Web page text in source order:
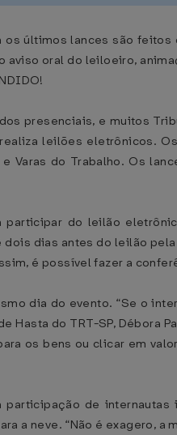
últimos lances são
oral do leiloeiro,
presenciais, e muitos
leilões eletrônicos.
Varas do Trabalho. Os
do leilão
dias antes do leilão
é possível fazer a
dia do evento. “Se o
Hasta do TRT-SP, Débora
os bens ou clicar em
participação de
a neve. “Não é exagero,